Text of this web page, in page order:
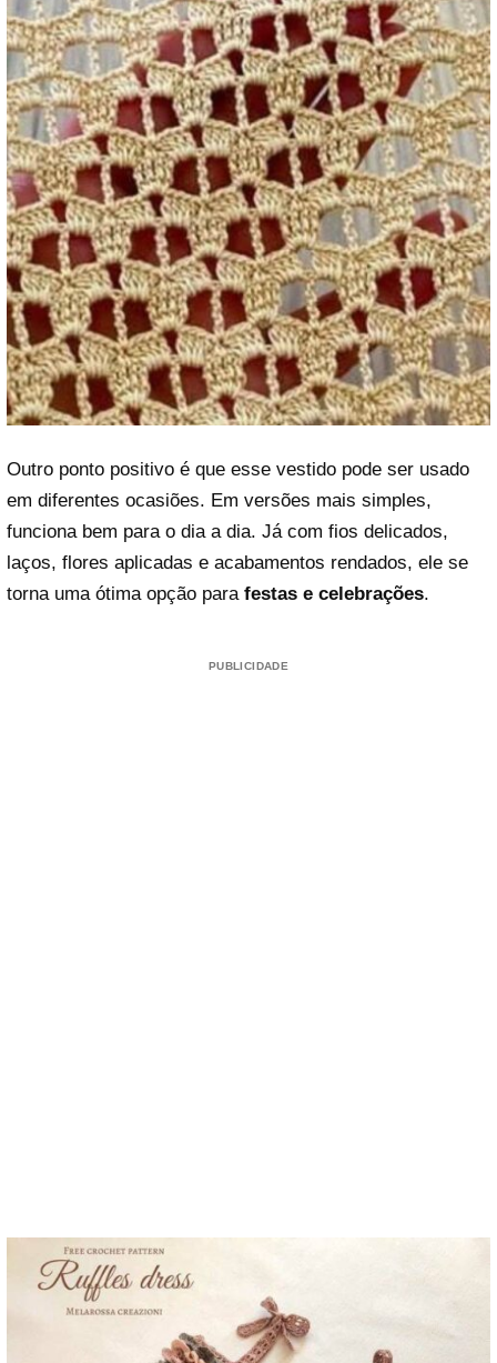
Outro ponto positivo é que esse vestido pode ser usado
em diferentes ocasiões. Em versões mais simples,
funciona bem para o dia a dia. Já com fios delicados,
laços, flores aplicadas e acabamentos rendados, ele se
torna uma ótima opção para festas e celebrações.
PUBLICIDADE